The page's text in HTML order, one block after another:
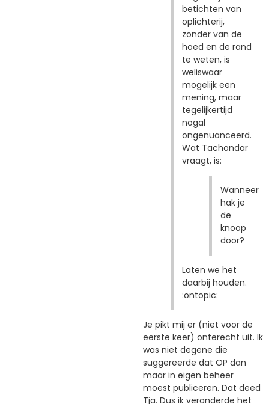
betichten van
oplichterij,
zonder van de
hoed en de rand
te weten, is
weliswaar
mogelijk een
mening, maar
tegelijkertijd
nogal
ongenuanceerd.
Wat Tachondar
vraagt, is:
Wanneer
hak je
de
knoop
door?
Laten we het
daarbij houden.
:ontopic:
Je pikt mij er (niet voor de
eerste keer) onterecht uit. Ik
was niet degene die
suggereerde dat OP dan
maar in eigen beheer
moest publiceren. Dat deed
Tja. Dus ik veranderde het